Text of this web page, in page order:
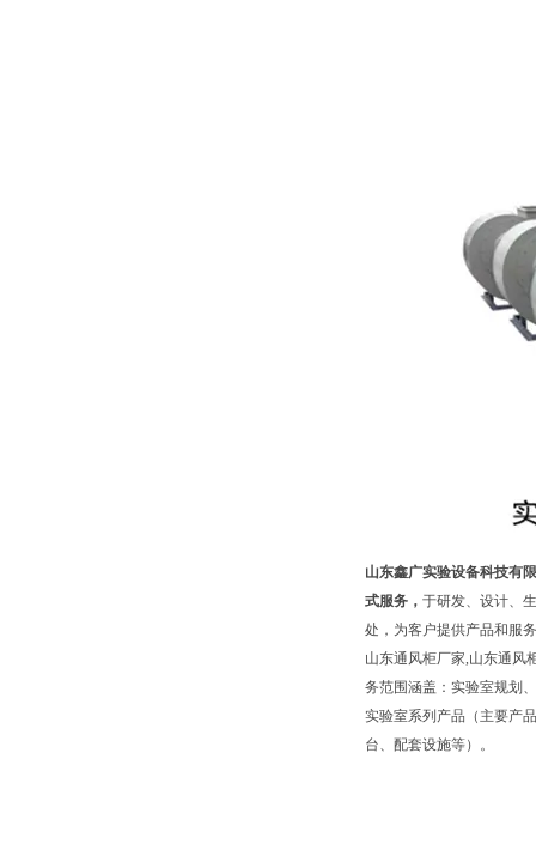
山东鑫广实验设备科技有
式服务， 于研发、设计、
处，为客户提供产品和服
山东通风柜厂家,山东通风
务范围涵盖：实验室规划
实验室系列产品（主要产
台、配套设施等）。